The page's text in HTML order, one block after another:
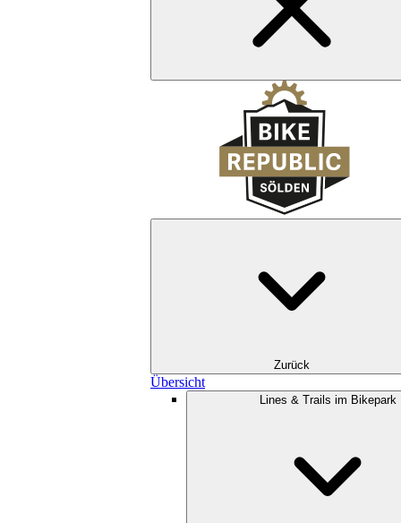
Zurück
Übersicht
Lines & Trails im Bikepark